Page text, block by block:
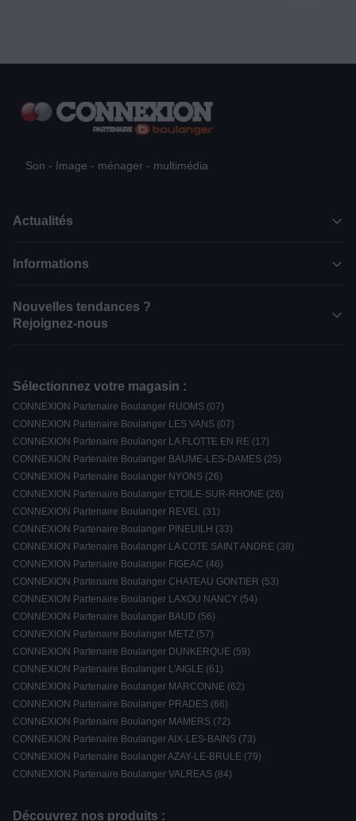
Son - Image - ménager - multimédia
Actualités
Informations
Nouvelles tendances ?
Rejoignez-nous
Sélectionnez votre magasin :
CONNEXION Partenaire Boulanger RUOMS (07)
CONNEXION Partenaire Boulanger LES VANS (07)
CONNEXION Partenaire Boulanger LA FLOTTE EN RE (17)
CONNEXION Partenaire Boulanger BAUME-LES-DAMES (25)
CONNEXION Partenaire Boulanger NYONS (26)
CONNEXION Partenaire Boulanger ETOILE-SUR-RHONE (26)
CONNEXION Partenaire Boulanger REVEL (31)
CONNEXION Partenaire Boulanger PINEUILH (33)
CONNEXION Partenaire Boulanger LA COTE SAINT ANDRE (38)
CONNEXION Partenaire Boulanger FIGEAC (46)
CONNEXION Partenaire Boulanger CHATEAU GONTIER (53)
CONNEXION Partenaire Boulanger LAXOU NANCY (54)
CONNEXION Partenaire Boulanger BAUD (56)
CONNEXION Partenaire Boulanger METZ (57)
CONNEXION Partenaire Boulanger DUNKERQUE (59)
CONNEXION Partenaire Boulanger L'AIGLE (61)
CONNEXION Partenaire Boulanger MARCONNE (62)
CONNEXION Partenaire Boulanger PRADES (66)
CONNEXION Partenaire Boulanger MAMERS (72)
CONNEXION Partenaire Boulanger AIX-LES-BAINS (73)
CONNEXION Partenaire Boulanger AZAY-LE-BRULE (79)
CONNEXION Partenaire Boulanger VALREAS (84)
Découvrez nos produits :